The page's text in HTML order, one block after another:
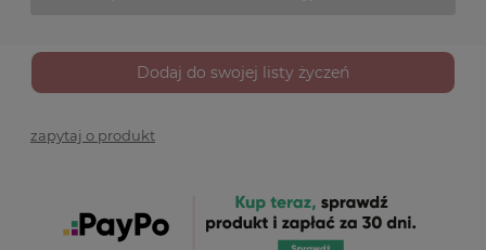
Dodaj do swojej listy życzeń
zapytaj o produkt